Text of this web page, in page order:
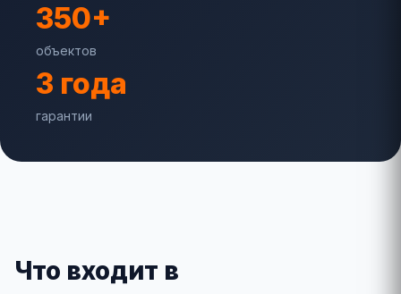
350+
объектов
3 года
гарантии
Что входит в